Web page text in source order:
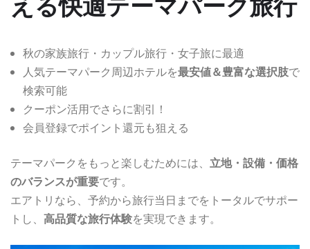
秋の家族旅行・カップル旅行・女子旅に最適
人気テーマパーク周辺ホテルを最安値＆豊富な選択肢で
検索可能
クーポン活用でさらに割引！
会員登録でポイント還元も狙える
テーマパークをもっと楽しむためには、 立地・設備・価格
のバランスが重要です。
エアトリなら、予約から旅行当日までをトータルでサポー
トし、 高品質な旅行体験を実現できます。